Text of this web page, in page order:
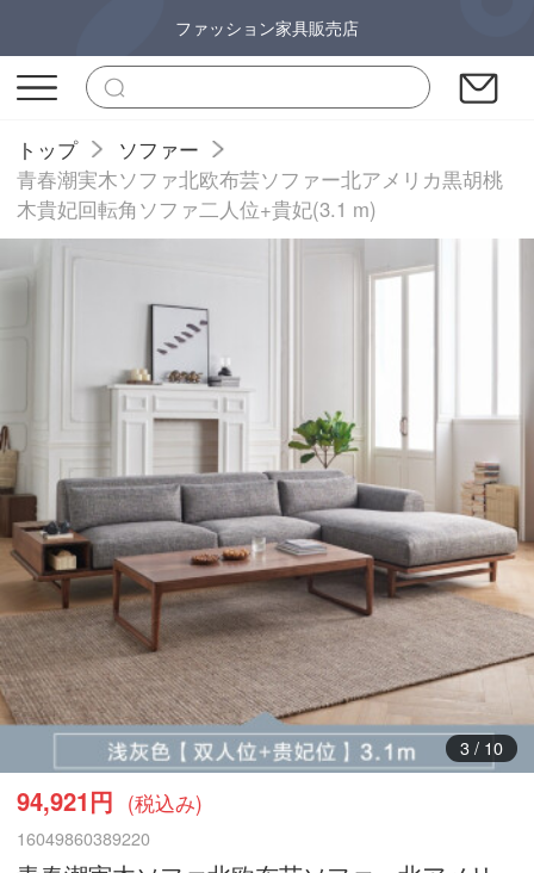
ファッション家具販売店
トップ
ソファー
青春潮実木ソファ北欧布芸ソファー北アメリカ黒胡桃
木貴妃回転角ソファ二人位+貴妃(3.1 m)
4/ 10
94,921円 (税込み)
16049860389220